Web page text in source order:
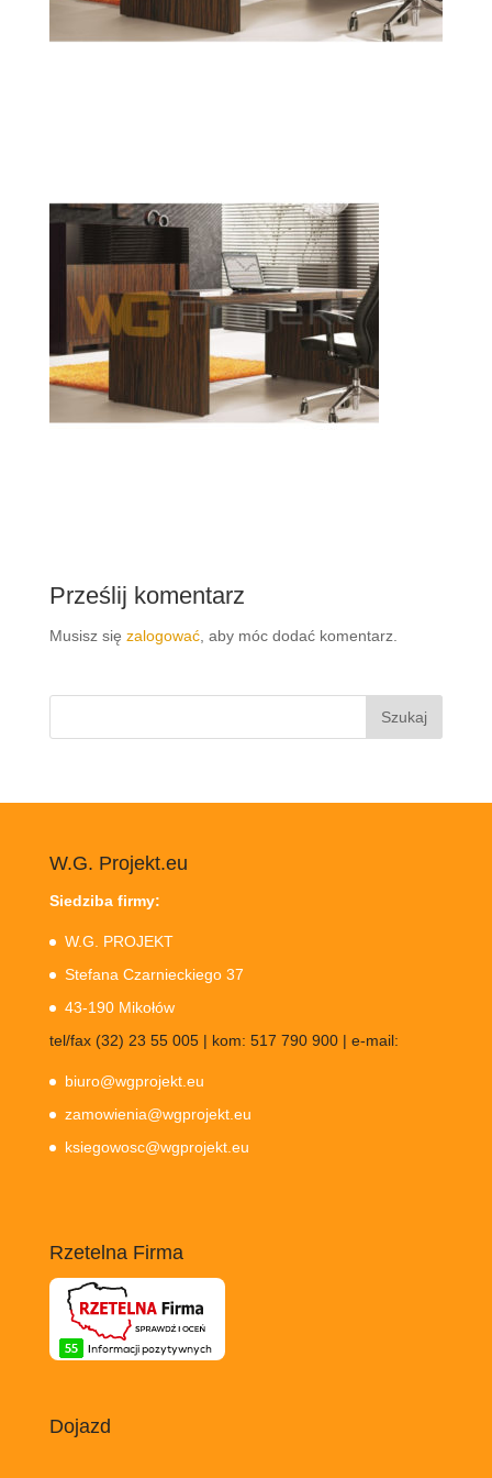
Prześlij komentarz
Musisz się zalogować, aby móc dodać komentarz.
Szukaj:
W.G. Projekt.eu
Siedziba firmy:
W.G. PROJEKT
Stefana Czarnieckiego 37
43-190 Mikołów
tel/fax (32) 23 55 005 | kom: 517 790 900 | e-mail:
biuro@wgprojekt.eu
zamowienia@wgprojekt.eu
ksiegowosc@wgprojekt.eu
Rzetelna Firma
Dojazd